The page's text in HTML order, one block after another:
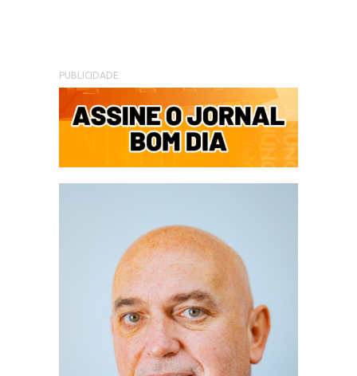
PUBLICIDADE